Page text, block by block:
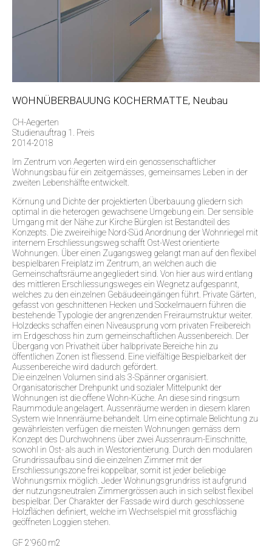
WOHNÜBERBAUUNG KOCHERMATTE, Neubau
CH-Aegerten
Studienauftrag 1. Preis
2014-2018
Im Zentrum von Aegerten wird ein genossenschaftlicher
Wohnungsbau für ein zeitgemässes, gemeinsames Leben in der
zweiten Lebenshälfte entwickelt.
Körnung und Dichte der projektierten Überbauung gliedern sich
optimal in die heterogen gewachsene Umgebung ein. Der sensible
Umgang mit der Nähe zur Kirche Bürglen ist Bestandteil des
Konzepts. Die zweireihige Nord-Süd Anordnung der Wohnriegel mit
internem Erschliessungsweg schafft Ost-West orientierte
Wohnungen. Über einen Zugangsweg gelangt man auf den flexibel
bespielbaren Freiplatz im Zentrum, an welchen auch die
Gemeinschaftsräume angegliedert sind. Von hier aus wird entlang
des mittleren Erschliessungsweges ein Wegnetz aufgespannt,
welches zu den einzelnen Gebäudeeingängen führt. Private Gärten,
gefasst von geschnittenen Hecken und Sockelmauern führen die
bestehende Typologie der angrenzenden Freiraumstruktur weiter.
Holzdecks schaffen einen Niveausprung vom privaten Freibereich
im Erdgeschoss hin zum gemeinschaftlichen Aussenbereich. Der
Übergang von Privatheit über halbprivate Bereiche hin zu
öffentlichen Zonen ist fliessend. Eine vielfältige Bespielbarkeit der
Aussenbereiche wird dadurch gefördert.
Die einzelnen Volumen sind als 3-Spänner organisiert.
Organisatorischer Drehpunkt und sozialer Mittelpunkt der
Wohnungen ist die offene Wohn-Küche. An diese sind ringsum
Raummodule angelagert. Aussenräume werden in diesem klaren
System wie Innenräume behandelt. Um eine optimale Belichtung zu
gewährleisten verfügen die meisten Wohnungen gemäss dem
Konzept des Durchwohnens über zwei Aussenraum-Einschnitte,
sowohl in Ost- als auch in Westorientierung. Durch den modularen
Grundrissaufbau sind die einzelnen Zimmer mit der
Erschliessungszone frei koppelbar, somit ist jeder beliebige
Wohnungsmix möglich. Jeder Wohnungsgrundriss ist aufgrund
der nutzungsneutralen Zimmergrössen auch in sich selbst flexibel
bespielbar. Der Charakter der Fassade wird durch geschlossene
Holzflächen definiert, welche im Wechselspiel mit grossflächig
geöffneten Loggien stehen.
GF 2'960 m2